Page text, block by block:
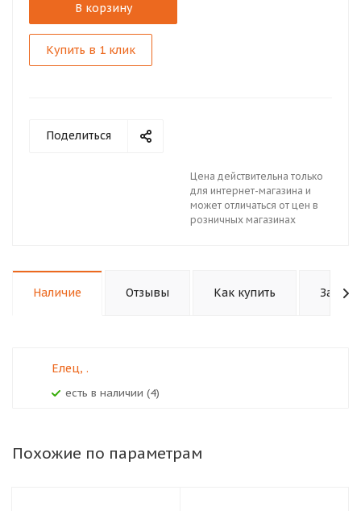
В корзину
Купить в 1 клик
Поделиться
Цена действительна только
для интернет-магазина и
может отличаться от цен в
розничных магазинах
Наличие Отзывы Как купить
Елец, .
Есть в наличии (4)
Похожие по параметрам